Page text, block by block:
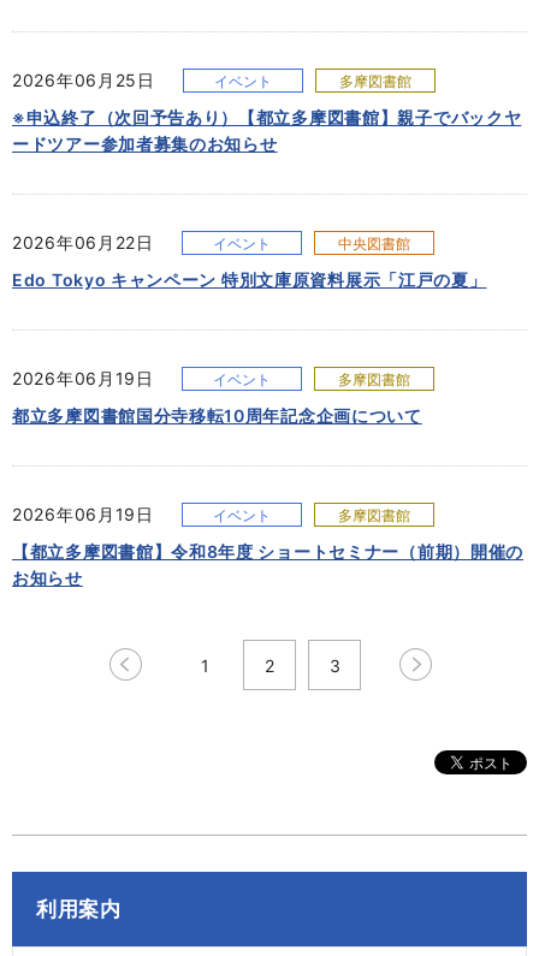
2026年06月25日 イベント 多摩図書館
※申込終了（次回予告あり）【都立多摩図書館】親子でバックヤ
ードツアー参加者募集のお知らせ
2026年06月22日 イベント 中央図書館
Edo Tokyo キャンペーン 特別文庫原資料展示「江戸の夏」
2026年06月19日 イベント 多摩図書館
都立多摩図書館国分寺移転10周年記念企画について
2026年06月19日 イベント 多摩図書館
【都立多摩図書館】令和8年度 ショートセミナー（前期）開催の
お知らせ
1 2 3
利用案内